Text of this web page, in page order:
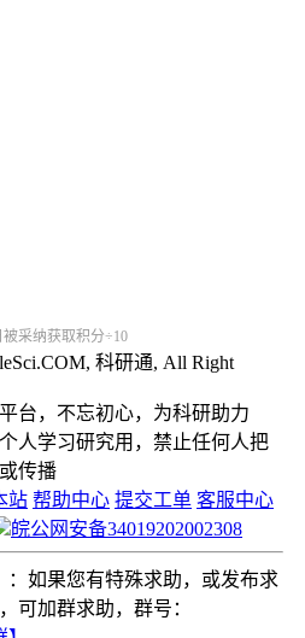
采纳获取积分÷10
科研通, All Right
台，不忘初心，为科研助力
人学习研究用，禁止任何人把
传播
站 帮助中心 提交工单 客服中心
皖公网安备34019202002308
：如果您有特殊求助，或发布求
可加群求助，群号：